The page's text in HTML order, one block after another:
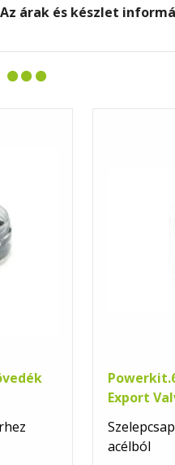
Az árak és készlet
Export
acélból